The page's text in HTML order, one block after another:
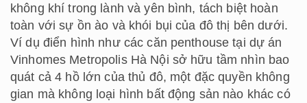
không khí trong lành và yên bình, tách biệt hoàn
toàn với sự ồn ào và khói bụi của đô thị bên dưới.
Ví dụ điển hình như các căn penthouse tại dự án
Vinhomes Metropolis Hà Nội sở hữu tầm nhìn bao
quát cả 4 hồ lớn của thủ đô, một đặc quyền không
gian mà không loại hình bất động sản nào khác có